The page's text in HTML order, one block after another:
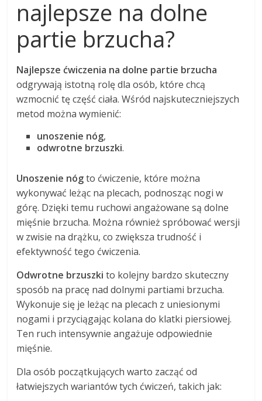
najlepsze na dolne
partie brzucha?
Najlepsze ćwiczenia na dolne partie brzucha
odgrywają istotną rolę dla osób, które chcą
wzmocnić tę część ciała. Wśród najskuteczniejszych
metod można wymienić:
unoszenie nóg,
odwrotne brzuszki.
Unoszenie nógto ćwiczenie, które można
wykonywać leżąc na plecach, podnosząc nogi w
górę. Dzięki temu ruchowi angażowane są dolne
mięśnie brzucha. Można również spróbować wersji
w zwisie na drążku, co zwiększa trudność i
efektywność tego ćwiczenia.
Odwrotne brzuszki to kolejny bardzo skuteczny
sposób na pracę nad dolnymi partiami brzucha.
Wykonuje się je leżąc na plecach z uniesionymi
nogami i przyciągając kolana do klatki piersiowej.
Ten ruch intensywnie angażuje odpowiednie
mięśnie.
Dla osób początkujących warto zacząć od
łatwiejszych wariantów tych ćwiczeń, takich jak: